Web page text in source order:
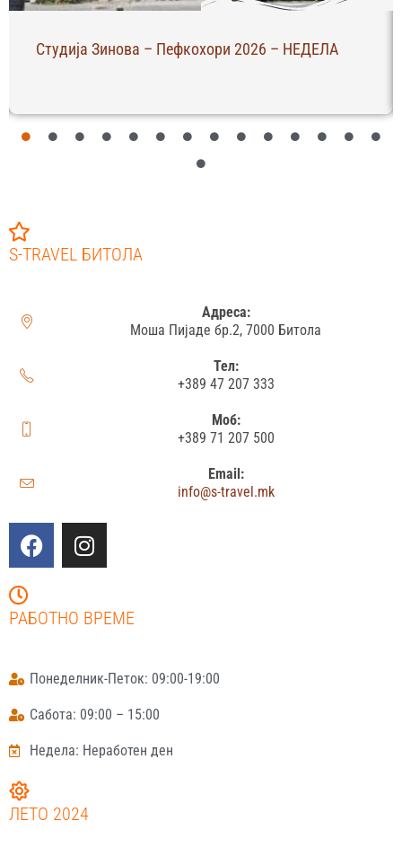
Студија Зинова – Пефкохори 2026 – НЕДЕЛА
S-TRAVEL БИТОЛА
Адреса:
Моша Пијаде бр.2, 7000 Битола
Тел:
+389 47 207 333
Моб:
+389 71 207 500
Email:
info@s-travel.mk
РАБОТНО ВРЕМЕ
Понеделник-Петок: 09:00-19:00
Сабота: 09:00 – 15:00
Недела: Неработен ден
ЛЕТО 2024